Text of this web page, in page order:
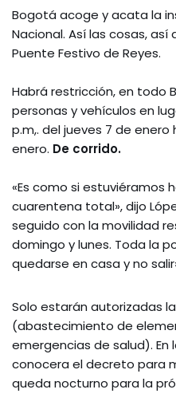
Bogotá acoge y acata la
Nacional. Así las cosas,
Puente Festivo de Reyes.
Habrá restricción, en todo
personas y vehículos en
p.m,. del jueves 7 de enero
enero. De corrido.
«Es como si estuviéramos
cuarentena total», dijo
seguido con la movilidad
domingo y lunes. Toda la
quedarse en casa y no
Solo estarán autorizadas
(abastecimiento de
emergencias de salud). En
conocera el decreto para
queda nocturno para la